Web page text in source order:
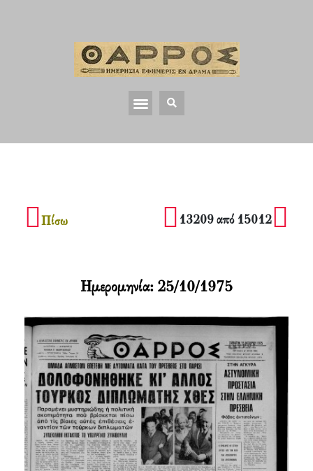
Πίσω 13209 από 15012
Ημερομηνία: 25/10/1975